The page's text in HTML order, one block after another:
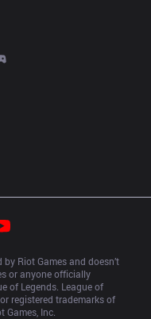
by Riot Games and doesn’t
or anyone officially
of Legends. League of
registered trademarks of
Games, Inc.